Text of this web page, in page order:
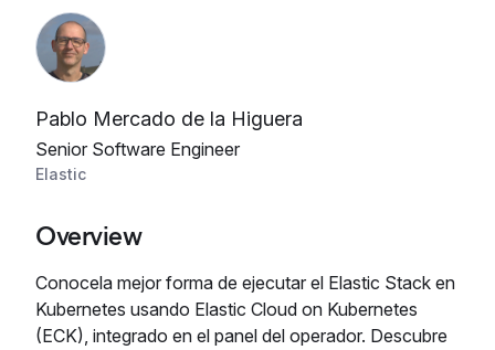
Pablo Mercado de la Higuera
Senior Software Engineer
Elastic
Overview
Conocela mejor forma de ejecutar el Elastic Stack en
Kubernetes usando Elastic Cloud on Kubernetes
(ECK), integrado en el panel del operador. Descubre